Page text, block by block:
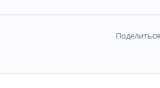
Поделиться